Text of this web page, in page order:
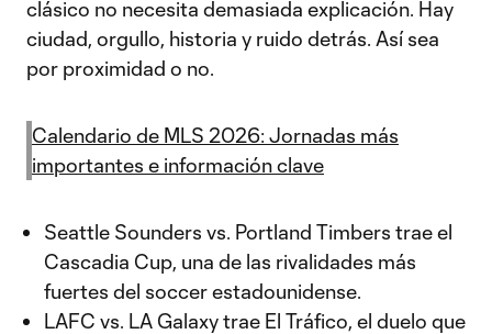
clásico no necesita demasiada explicación. Hay
ciudad, orgullo, historia y ruido detrás. Así sea
por proximidad o no.
Calendario de MLS 2026: Jornadas más
importantes e información clave
Seattle Sounders vs. Portland Timbers trae el
Cascadia Cup, una de las rivalidades más
fuertes del soccer estadounidense.
LAFC vs. LA Galaxy trae El Tráfico, el duelo que